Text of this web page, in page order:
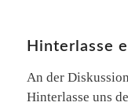
Hinterlasse
An der
Hinterlasse uns